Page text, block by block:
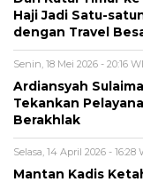
Haji Jadi Satu-
dengan Travel
Senin, 18 Mei 2026 - 20:16
Ardiansyah
Tekankan
Berakhlak
Selasa, 14 April 2026 - 16:28
Mantan Kadis